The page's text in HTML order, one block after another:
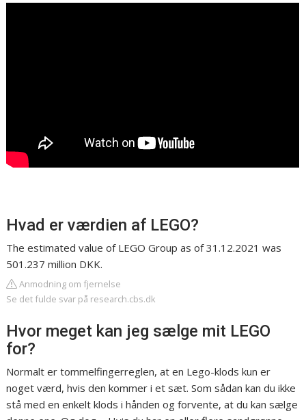
Hvad er værdien af LEGO?
The estimated value of LEGO Group as of 31.12.2021 was
501.237 million DKK.
Anmodning om fjernelse
Se det fulde svar på research.cbs.dk
Hvor meget kan jeg sælge mit LEGO
for?
Normalt er tommelfingerreglen, at en Lego-klods kun er
noget værd, hvis den kommer i et sæt. Som sådan kan du ikke
stå med en enkelt klods i hånden og forvente, at du kan sælge